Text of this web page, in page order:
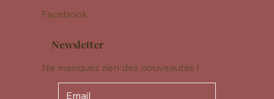
Facebook
Newsletter
Ne manquez rien des nouveautés !